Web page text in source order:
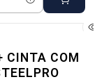
CINTA COM